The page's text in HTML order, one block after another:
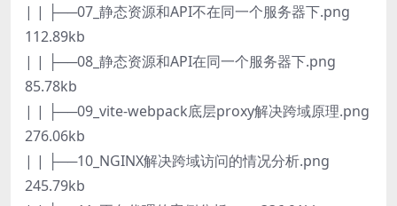
| | ├──07_静态资源和API不在同一个服务器下.png
112.89kb
| | ├──08_静态资源和API在同一个服务器下.png
85.78kb
| | ├──09_vite-webpack底层proxy解决跨域原理.png
276.06kb
| | ├──10_NGINX解决跨域访问的情况分析.png
245.79kb